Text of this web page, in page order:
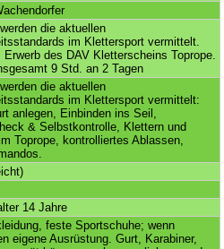
die aktuellen
im Klettersport vermittelt.
Erwerb des DAV Kletterscheins Toprope.
9 Std. an 2 Tagen
die aktuellen
im Klettersport vermittelt:
anlegen, Einbinden ins Seil,
& Selbstkontrolle, Klettern und
Toprope, kontrolliertes Ablassen,
14 Jahre
feste Sportschuhe; wenn
eigene Ausrüstung. Gurt, Karabiner,